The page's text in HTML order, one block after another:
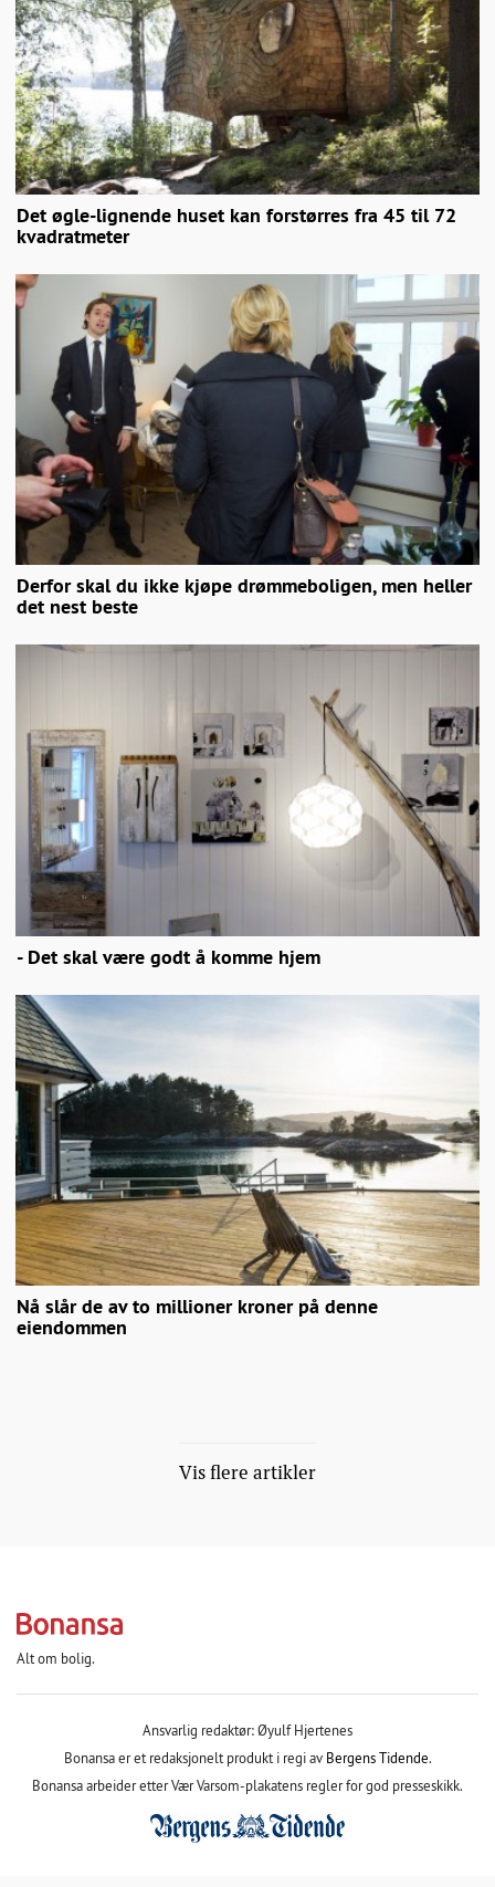
Det øgle-lignende huset kan forstørres fra 45 til 72
kvadratmeter
Derfor skal du ikke kjøpe drømmeboligen, men heller
det nest beste
- Det skal være godt å komme hjem
Nå slår de av to millioner kroner på denne
eiendommen
Vis flere artikler
Alt om bolig.
Ansvarlig redaktør: Øyulf Hjertenes
Bonansa er et redaksjonelt produkt i regi av Bergens Tidende.
Bonansa arbeider etter Vær Varsom-plakatens regler for god presseskikk.